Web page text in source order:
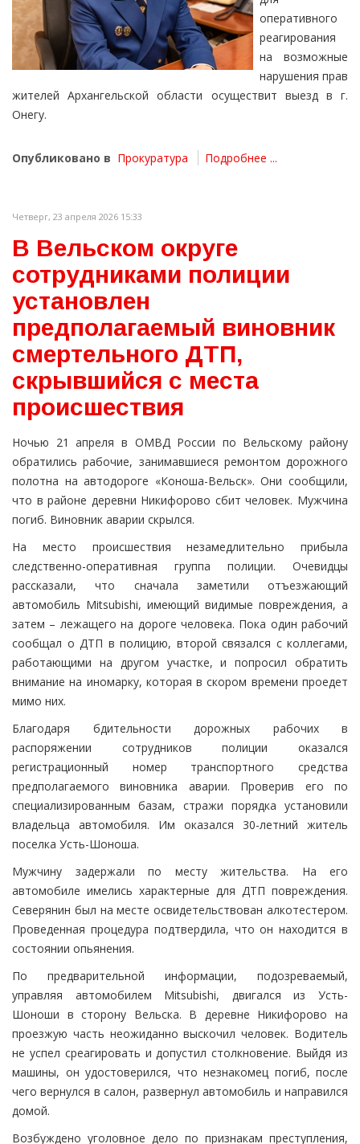
оперативного
реагирования
на возможные
нарушения прав
жителей Архангельской области осуществит выезд в г.
Онегу.
Опубликовано в Прокуратура Подробнее ...
Четверг, 23 апреля 2026 15:33
В Вельском округе
сотрудниками полиции
установлен
предполагаемый виновник
смертельного ДТП,
скрывшийся с места
происшествия
Ночью 21 апреля в ОМВД России по Вельскому району
обратились рабочие, занимавшиеся ремонтом дорожного
полотна на автодороге «Коноша-Вельск». Они сообщили,
что в районе деревни Никифорово сбит человек. Мужчина
погиб. Виновник аварии скрылся.
На место происшествия незамедлительно прибыла
следственно-оперативная группа полиции. Очевидцы
рассказали, что сначала заметили отъезжающий
автомобиль Mitsubishi, имеющий видимые повреждения, а
затем – лежащего на дороге человека. Пока один рабочий
сообщал о ДТП в полицию, второй связался с коллегами,
работающими на другом участке, и попросил обратить
внимание на иномарку, которая в скором времени проедет
мимо них.
Благодаря бдительности дорожных рабочих в
распоряжении сотрудников полиции оказался
регистрационный номер транспортного средства
предполагаемого виновника аварии. Проверив его по
специализированным базам, стражи порядка установили
владельца автомобиля. Им оказался 30-летний житель
поселка Усть-Шоноша.
Мужчину задержали по месту жительства. На его
автомобиле имелись характерные для ДТП повреждения.
Северянин был на месте освидетельствован алкотестером.
Проведенная процедура подтвердила, что он находится в
состоянии опьянения.
По предварительной информации, подозреваемый,
управляя автомобилем Mitsubishi, двигался из Усть-
Шоноши в сторону Вельска. В деревне Никифорово на
проезжую часть неожиданно выскочил человек. Водитель
не успел среагировать и допустил столкновение. Выйдя из
машины, он удостоверился, что незнакомец погиб, после
чего вернулся в салон, развернул автомобиль и направился
домой.
Возбуждено уголовное дело по признакам преступления,